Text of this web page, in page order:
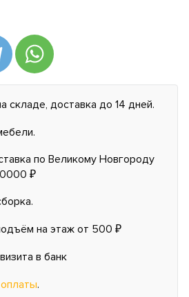
складе, доставка до 14 дней.
по Великому Новгороду
₽
на этаж от 500 ₽
в банк
.